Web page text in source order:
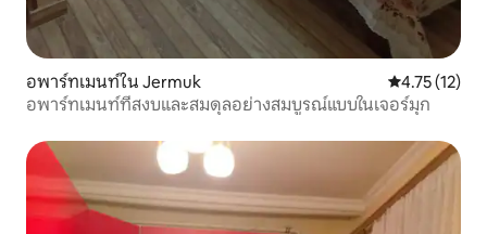
อพาร์ทเมนท์ใน Jermuk คะแนนเฉลี่ย
4.75 (12)
อพาร์ทเมนท์ที่สงบและสมดุลอย่างสมบูรณ์แบบในเจอร์มุก